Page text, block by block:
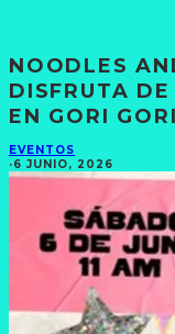
NOODLES
DISFRUTA
EN GORI
EVENTOS
·6 JUNIO, 2026